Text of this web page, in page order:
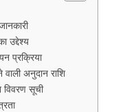
उद्देश्य
प्रक्रिया
अनुदान राशि
सूची